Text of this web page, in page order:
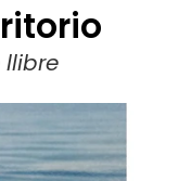
llibre